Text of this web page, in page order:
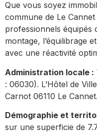
Que vous soyez
commune de Le
professionnels équipés
montage, l’équilibrage
avec une réactivité
Administration locale :
: 06030). L’Hôtel de
Carnot 06110 Le Cannet.
Démographie et
sur une superficie de